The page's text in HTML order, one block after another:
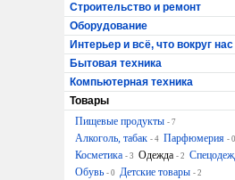
Строительство и ремонт
Оборудование
Интерьер и всё, что вокруг нас
Бытовая техника
Компьютерная техника
Товары
Пищевые продукты - 7
Алкоголь, табак - 4 Парфюмерия - 0
Косметика - 3 Одежда - 2
Обувь - 0 Детские товары - 2